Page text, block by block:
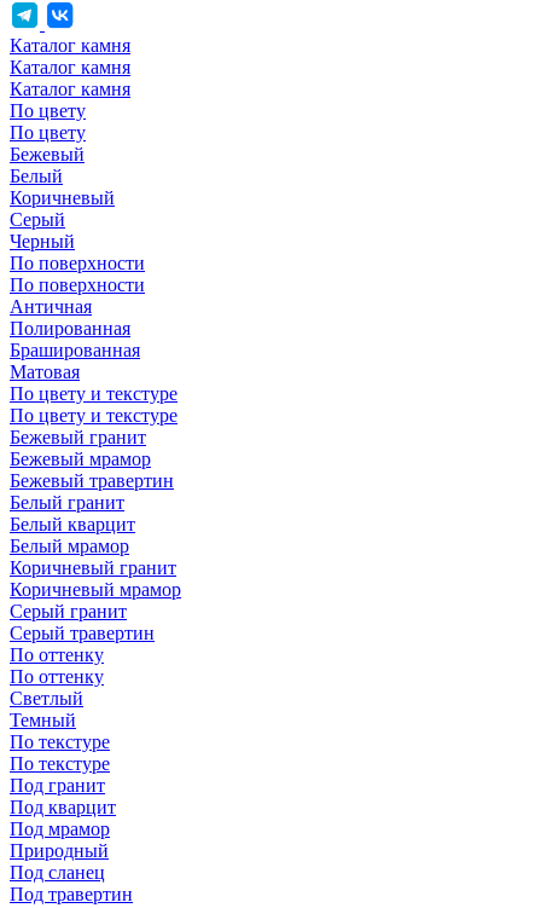
Каталог камня
Каталог камня
Каталог камня
По цвету
По цвету
Бежевый
Белый
Коричневый
Серый
Черный
По поверхности
По поверхности
Античная
Полированная
Брашированная
Матовая
По цвету и текстуре
По цвету и текстуре
Бежевый гранит
Бежевый мрамор
Бежевый травертин
Белый гранит
Белый кварцит
Белый мрамор
Коричневый гранит
Коричневый мрамор
Серый гранит
Серый травертин
По оттенку
По оттенку
Светлый
Темный
По текстуре
По текстуре
Под гранит
Под кварцит
Под мрамор
Природный
Под сланец
Под травертин